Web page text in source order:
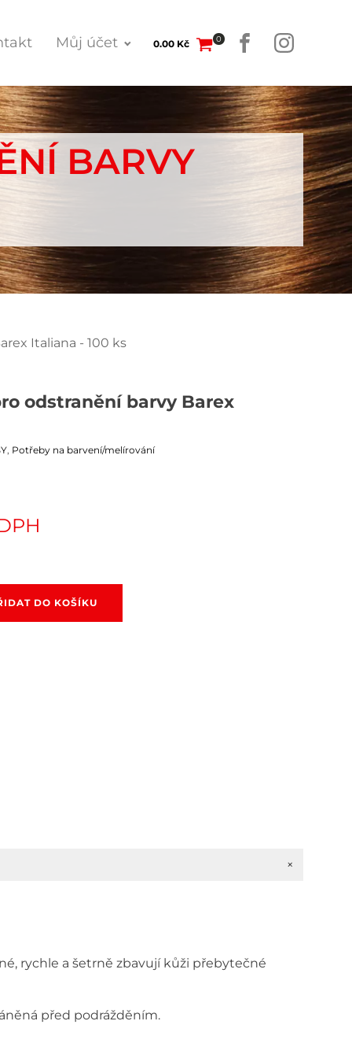
Můj účet 0.00 Kč 0
BARVY
Italiana - 100 ks
odstranění barvy Barex
Potřeby na barvení/melírování
DO KOŠÍKU
+
rychle a šetrně zbavují kůži přebytečné
před podrážděním.